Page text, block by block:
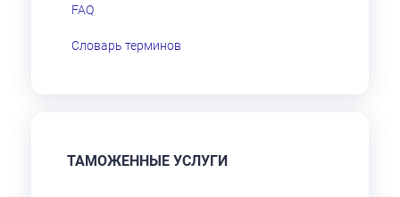
FAQ
Словарь терминов
ТАМОЖЕННЫЕ УСЛУГИ